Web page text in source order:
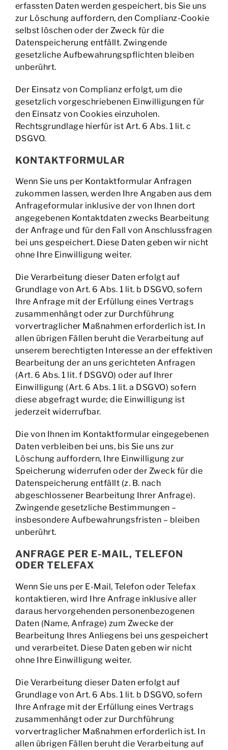
erfassten Daten werden gespeichert, bis Sie uns
zur Löschung auffordern, den Complianz-Cookie
selbst löschen oder der Zweck für die
Datenspeicherung entfällt. Zwingende
gesetzliche Aufbewahrungspflichten bleiben
unberührt.
Der Einsatz von Complianz erfolgt, um die
gesetzlich vorgeschriebenen Einwilligungen für
den Einsatz von Cookies einzuholen.
Rechtsgrundlage hierfür ist Art. 6 Abs. 1 lit. c
DSGVO.
KONTAKTFORMULAR
Wenn Sie uns per Kontaktformular Anfragen
zukommen lassen, werden Ihre Angaben aus dem
Anfrageformular inklusive der von Ihnen dort
angegebenen Kontaktdaten zwecks Bearbeitung
der Anfrage und für den Fall von Anschlussfragen
bei uns gespeichert. Diese Daten geben wir nicht
ohne Ihre Einwilligung weiter.
Die Verarbeitung dieser Daten erfolgt auf
Grundlage von Art. 6 Abs. 1 lit. b DSGVO, sofern
Ihre Anfrage mit der Erfüllung eines Vertrags
zusammenhängt oder zur Durchführung
vorvertraglicher Maßnahmen erforderlich ist. In
allen übrigen Fällen beruht die Verarbeitung auf
unserem berechtigten Interesse an der effektiven
Bearbeitung der an uns gerichteten Anfragen
(Art. 6 Abs. 1 lit. f DSGVO) oder auf Ihrer
Einwilligung (Art. 6 Abs. 1 lit. a DSGVO) sofern
diese abgefragt wurde; die Einwilligung ist
jederzeit widerrufbar.
Die von Ihnen im Kontaktformular eingegebenen
Daten verbleiben bei uns, bis Sie uns zur
Löschung auffordern, Ihre Einwilligung zur
Speicherung widerrufen oder der Zweck für die
Datenspeicherung entfällt (z. B. nach
abgeschlossener Bearbeitung Ihrer Anfrage).
Zwingende gesetzliche Bestimmungen –
insbesondere Aufbewahrungsfristen – bleiben
unberührt.
ANFRAGE PER E-MAIL, TELEFON
ODER TELEFAX
Wenn Sie uns per E-Mail, Telefon oder Telefax
kontaktieren, wird Ihre Anfrage inklusive aller
daraus hervorgehenden personenbezogenen
Daten (Name, Anfrage) zum Zwecke der
Bearbeitung Ihres Anliegens bei uns gespeichert
und verarbeitet. Diese Daten geben wir nicht
ohne Ihre Einwilligung weiter.
Die Verarbeitung dieser Daten erfolgt auf
Grundlage von Art. 6 Abs. 1 lit. b DSGVO, sofern
Ihre Anfrage mit der Erfüllung eines Vertrags
zusammenhängt oder zur Durchführung
vorvertraglicher Maßnahmen erforderlich ist. In
allen übrigen Fällen beruht die Verarbeitung auf